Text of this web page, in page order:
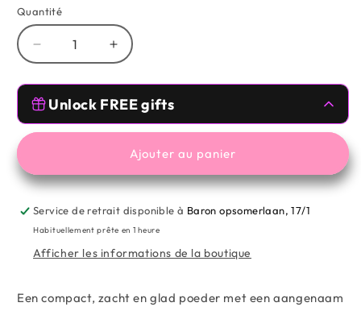
Quantité
Réduire
la
quantité
de
VENUS
POWDER
Augmenter
la
quantité
de
VENUS
POWDER
Unlock FREE gifts
Free Gifts 🥰
Spend€59.00more fromMESAUDA,
TOMVMAKEUPto unlock
Free Gifts 🥰
Spend€99.00more fromMESAUDA ,
TOMVMAKEUP
Ajouter au panier
Service de retrait disponible à Baron opsomerlaan, 17/1
Habituellement prête en 1 heure
Afficher les informations de la boutique
Een compact, zacht en glad poeder met een aangenaam